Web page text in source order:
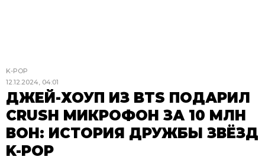
K-POP
12.12.2024, 04:01
ДЖЕЙ-ХОУП ИЗ BTS ПОДАРИЛ
CRUSH МИКРОФОН ЗА 10 МЛН
ВОН: ИСТОРИЯ ДРУЖБЫ ЗВЁЗД
K-POP